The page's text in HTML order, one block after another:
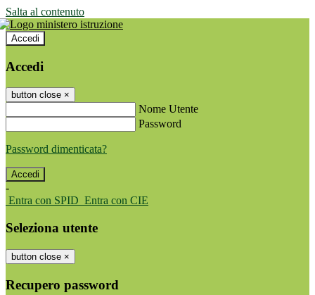
Salta al contenuto
Accedi
Accedi
button close ×
Nome Utente
Password
Password dimenticata?
-
Entra con SPID Entra con CIE
Seleziona utente
button close ×
Recupero password